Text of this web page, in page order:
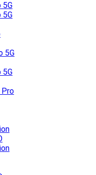
5G
5G
5G
5G